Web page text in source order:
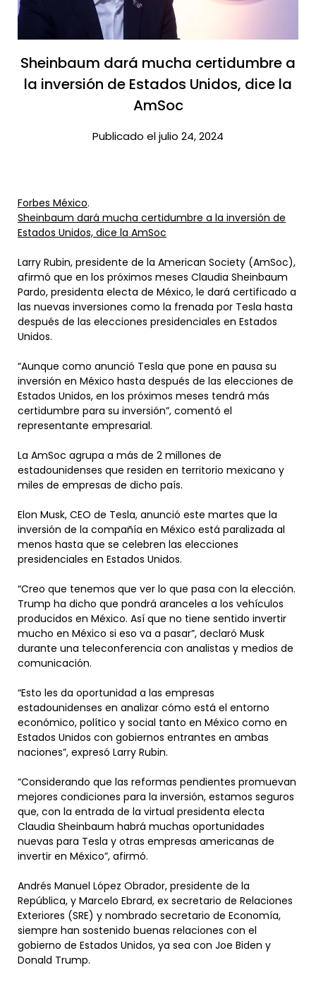
Sheinbaum dará mucha certidumbre a
la inversión de Estados Unidos, dice la
AmSoc​
Publicado el julio 24, 2024
Forbes México.
Sheinbaum dará mucha certidumbre a la inversión de
Estados Unidos, dice la AmSoc
Larry Rubin, presidente de la American Society (AmSoc),
afirmó que en los próximos meses Claudia Sheinbaum
Pardo, presidenta electa de México, le dará certificado a
las nuevas inversiones como la frenada por Tesla hasta
después de las elecciones presidenciales en Estados
Unidos.
“Aunque como anunció Tesla que pone en pausa su
inversión en México hasta después de las elecciones de
Estados Unidos, en los próximos meses tendrá más
certidumbre para su inversión”, comentó el
representante empresarial.
La AmSoc agrupa a más de 2 millones de
estadounidenses que residen en territorio mexicano y
miles de empresas de dicho país.
Elon Musk, CEO de Tesla, anunció este martes que la
inversión de la compañía en México está paralizada al
menos hasta que se celebren las elecciones
presidenciales en Estados Unidos.
“Creo que tenemos que ver lo que pasa con la elección.
Trump ha dicho que pondrá aranceles a los vehículos
producidos en México. Así que no tiene sentido invertir
mucho en México si eso va a pasar”, declaró Musk
durante una teleconferencia con analistas y medios de
comunicación.
“Esto les da oportunidad a las empresas
estadounidenses en analizar cómo está el entorno
económico, político y social tanto en México como en
Estados Unidos con gobiernos entrantes en ambas
naciones”, expresó Larry Rubin.
“Considerando que las reformas pendientes promuevan
mejores condiciones para la inversión, estamos seguros
que, con la entrada de la virtual presidenta electa
Claudia Sheinbaum habrá muchas oportunidades
nuevas para Tesla y otras empresas americanas de
invertir en México”, afirmó.
Andrés Manuel López Obrador, presidente de la
República, y Marcelo Ebrard, ex secretario de Relaciones
Exteriores (SRE) y nombrado secretario de Economía,
siempre han sostenido buenas relaciones con el
gobierno de Estados Unidos, ya sea con Joe Biden y
Donald Trump.